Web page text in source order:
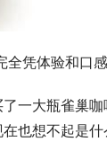
凭体验和口感
一大瓶雀巢
也想不起是什